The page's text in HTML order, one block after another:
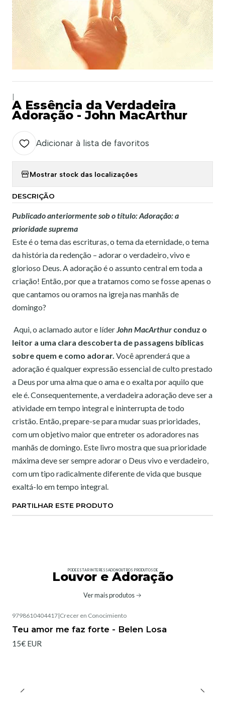
A Essência da Verdadeira
Adoração - John MacArthur
Adicionar à lista de favoritos
Mostrar stock das localizações
DESCRIÇÃO
Publicado anteriormente sob o título: Adoração: a
prioridade suprema
Este é o tema das escrituras, o tema da eternidade, o tema
da história da redenção – adorar o verdadeiro, vivo e
glorioso Deus. A adoração é o assunto central em toda a
criação! Então, por que a tratamos como se fosse apenas o
que cantamos ou oramos na igreja nas manhãs de
domingo?
Aqui, o aclamado autor e líderJohn MacArthur conduz o
leitor a uma clara descoberta de passagens bíblicas
sobre quem e como adorar. Você aprenderá que a
adoração é qualquer expressão essencial de culto prestado
a Deus por uma alma que o ama e o exalta por aquilo que
ele é. Consequentemente, a verdadeira adoração deve ser a
atividade em tempo integral e ininterrupta de todo
cristão. Então, prepare-se para mudar suas prioridades,
com um objetivo maior que entreter os adoradores nas
manhãs de domingo. Este livro mostra que sua prioridade
máxima deve ser sempre adorar o Deus vivo e verdadeiro,
com um tipo radicalmente diferente de vida que busque
exaltá-lo em tempo integral.
PARTILHAR ESTE PRODUTO
PODE ESTAR INTERESSADO NOUTROS PRODUTOS DE
Louvor e Adoração
Ver mais produtos
9798610404417|Crecer en Conocimiento
Teu amor me faz forte - Belen Losa
15€ EUR